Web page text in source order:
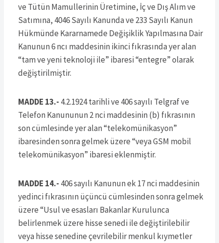
ve Tütün Mamullerinin Üretimine, İç ve Dış Alım ve
Satımına, 4046 Sayılı Kanunda ve 233 Sayılı Kanun
Hükmünde Kararnamede Değişiklik Yapılmasına Dair
Kanunun 6 ncı maddesinin ikinci fıkrasında yer alan
“tam ve yeni teknoloji ile” ibaresi “entegre” olarak
değiştirilmiştir.
MADDE 13.- 4.2.1924 tarihli ve 406 sayılı Telgraf ve
Telefon Kanununun 2 nci maddesinin (b) fıkrasının
son cümlesinde yer alan “telekomünikasyon”
ibaresinden sonra gelmek üzere “veya GSM mobil
telekomünikasyon” ibaresi eklenmiştir.
MADDE 14.- 406 sayılı Kanunun ek 17 nci maddesinin
yedinci fıkrasının üçüncü cümlesinden sonra gelmek
üzere “Usul ve esasları Bakanlar Kurulunca
belirlenmek üzere hisse senedi ile değiştirilebilir
veya hisse senedine çevrilebilir menkul kıymetler